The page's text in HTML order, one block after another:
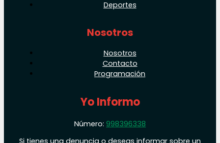
Deportes
Nosotros
Nosotros
Contacto
Programación
Yo Informo
Número: 998396338